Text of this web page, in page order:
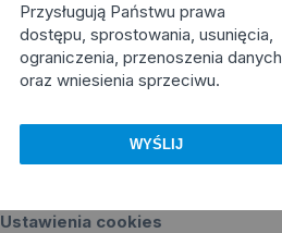
Przysługują Państwu prawa
dostępu, sprostowania, usunięcia,
ograniczenia, przenoszenia danych
oraz wniesienia sprzeciwu.
Ustawienia cookies